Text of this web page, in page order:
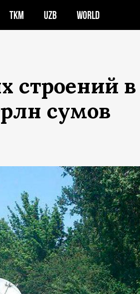
TKM UZB WORLD
в
сумов